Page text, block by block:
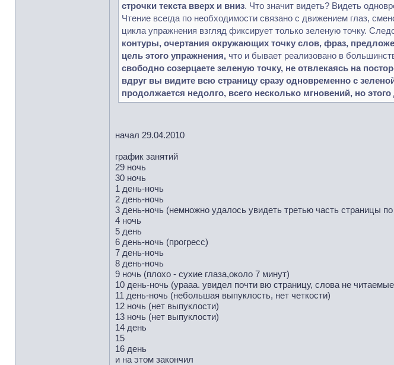
строчки текста вверх и вниз. Что значит видеть? Видеть
Чтение всегда по необходимости связано с движением глаз,
цикла упражнения взгляд фиксирует только зеленую точку.
контуры, очертания окружающих точку слов, фраз,
цель этого упражнения, что и бывает реализовано в
свободно созерцаете зеленую точку, не отвлекаясь на
вдруг вы видите всю страницу сразу одновременно с
продолжается недолго, всего несколько мгновений, но
начал 29.04.2010
график занятий
29 ночь
30 ночь
1 день-ночь
2 день-ночь
3 день-ночь (немножно удалось увидеть третью часть страницы по
4 ночь
5 день
6 день-ночь (прогресс)
7 день-ночь
8 день-ночь
9 ночь (плохо - сухие глаза,около 7 минут)
10 день-ночь (урааа. увидел почти вю страницу, слова не
11 день-ночь (небольшая выпуклость, нет четкости)
12 ночь (нет выпуклости)
13 ночь (нет выпуклости)
14 день
15
16 день
и на этом закончил